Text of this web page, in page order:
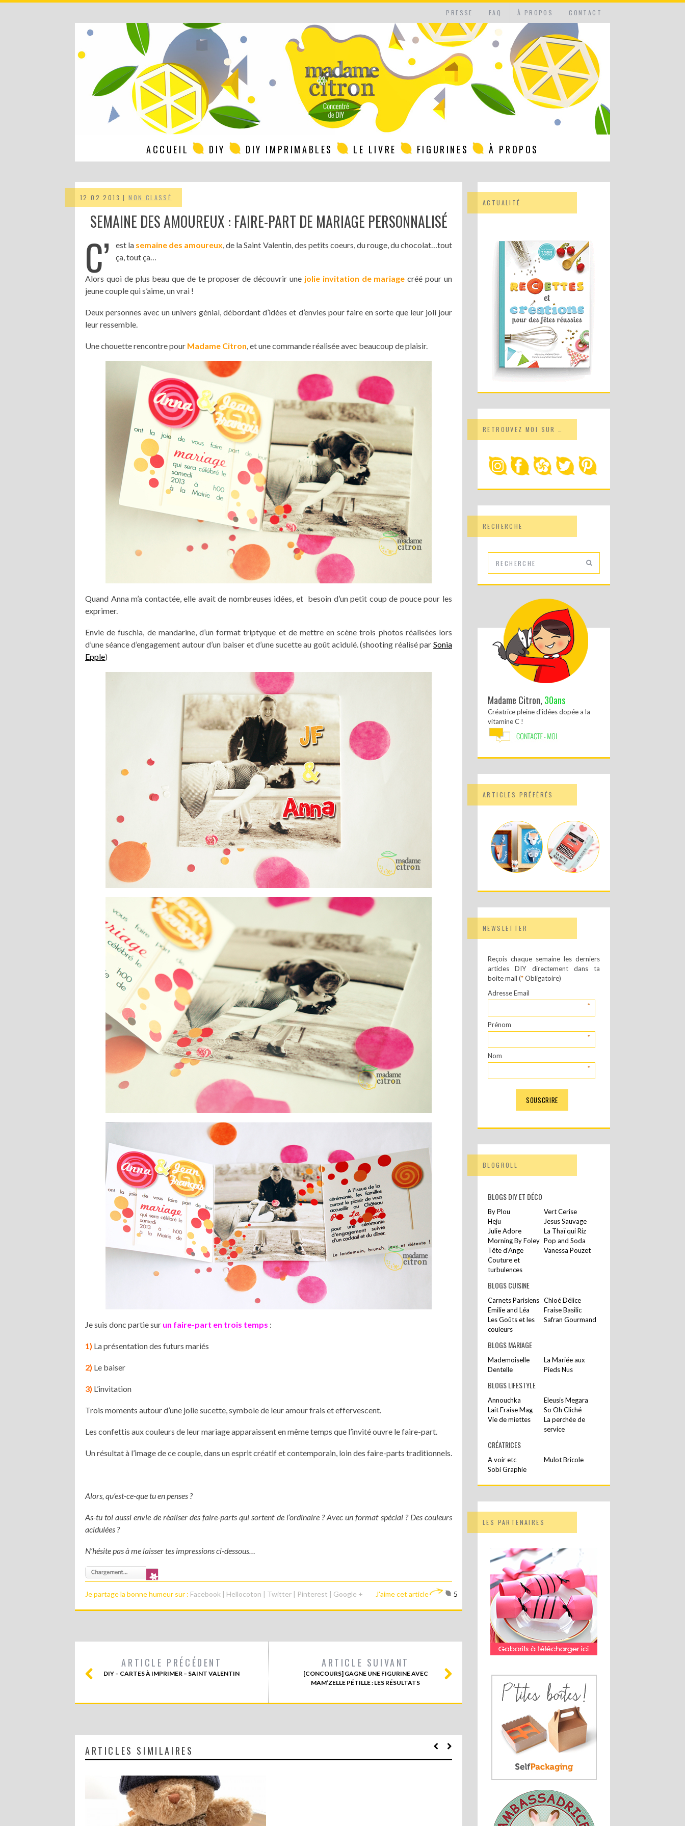
PRESSE FAQ À PROPOS CONTACT
ACCUEIL DIY DIY IMPRIMABLES LE LIVRE FIGURINES À PROPOS
12.02.2013 |NON CLASSÉ
SEMAINE DES AMOUREUX : FAIRE-PART DE MARIAGE PERSONNALISÉ
C’ est la semaine des amoureux, de la Saint Valentin, des petits coeurs, du rouge, du chocolat…tout
ça, tout ça…
Alors quoi de plus beau que de te proposer de découvrir une jolie invitation de mariage créé pour un
jeune couple qui s’aime, un vrai !
Deux personnes avec un univers génial, débordant d’idées et d’envies pour faire en sorte que leur joli jour
leur ressemble.
Une chouette rencontre pour Madame Citron, et une commande réalisée avec beaucoup de plaisir.
Quand Anna m’a contactée, elle avait de nombreuses idées, et besoin d’un petit coup de pouce pour les
exprimer.
Envie de fuschia, de mandarine, d’un format triptyque et de mettre en scène trois photos réalisées lors
d’une séance d’engagement autour d’un baiser et d’une sucette au goût acidulé. (shooting réalisé par Sonia
Epple)
Je suis donc partie sur un faire-part en trois temps :
1) La présentation des futurs mariés
2) Le baiser
3) L’invitation
Trois moments autour d’une jolie sucette, symbole de leur amour frais et effervescent.
Les confettis aux couleurs de leur mariage apparaissent en même temps que l’invité ouvre le faire-part.
Un résultat à l’image de ce couple, dans un esprit créatif et contemporain, loin des faire-parts traditionnels.
Alors, qu’est-ce-que tu en penses ?
As-tu toi aussi envie de réaliser des faire-parts qui sortent de l’ordinaire ? Avec un format spécial ? Des couleurs
acidulées ?
N’hésite pas à me laisser tes impressions ci-dessous…
Je partage la bonne humeur sur : Facebook | Hellocoton | Twitter | Pinterest | Google + J'aime cet article 5
ARTICLE PRÉCÉDENT
DIY – CARTES À IMPRIMER – SAINT VALENTIN
ARTICLE SUIVANT
[CONCOURS] GAGNE UNE FIGURINE AVEC
MAM’ZELLE PÉTILLE : LES RÉSULTATS
ARTICLES SIMILAIRES
ACTUALITÉ
RETROUVEZ MOI SUR …
RECHERCHE
Madame Citron, 30ans
Créatrice pleine d'idées dopée a la
vitamine C !
ARTICLES PRÉFÉRÉS
NEWSLETTER
Reçois chaque semaine les derniers
articles DIY directement dans ta
boite mail (*Obligatoire)
Adresse Email
*
Prénom
*
Nom
*
BLOGROLL
BLOGS DIY ET DÉCO
By Plou
Vert Cerise
Heju
Jesus Sauvage
Julie Adore
La Thaï qui Riz
Morning By Foley Pop and Soda
Tête d’Ange
Vanessa Pouzet
Couture et
turbulences
BLOGS CUISINE
Carnets Parisiens Chloé Délice
Emilie and Léa
Fraise Basilic
Les Goûts et les
couleurs
Safran Gourmand
BLOGS MARIAGE
Mademoiselle
Dentelle
La Mariée aux
Pieds Nus
BLOGS LIFESTYLE
Annouchka
Eleusis Megara
Lait Fraise Mag
So Oh Cliché
Vie de miettes
La perchée de
service
CRÉATRICES
A voir etc
Mulot Bricole
Sobi Graphie
LES PARTENAIRES